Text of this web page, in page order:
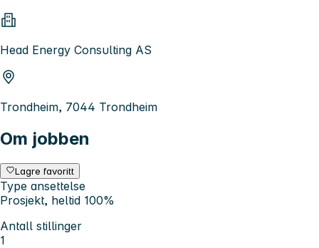
Head Energy Consulting AS
Trondheim, 7044 Trondheim
Om jobben
Lagre favoritt
Type ansettelse
Prosjekt, heltid 100%
Antall stillinger
1